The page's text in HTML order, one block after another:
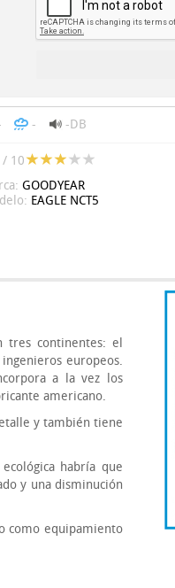
- -DB
/ 10
GOODYEAR
EAGLE NCT5
continentes: el
europeos.
a la vez los
americano.
y también tiene
habría que
y una disminución
como equipamiento